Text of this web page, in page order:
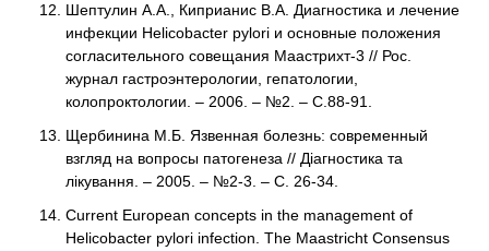
Шептулин А.А., Киприанис В.А. Диагностика и лечение
инфекции Helicobacter pylori и основные положения
согласительного совещания Маастрихт-3 // Рос.
журнал гастроэнтерологии, гепатологии,
колопроктологии. – 2006. – №2. – С.88-91.
Щербинина М.Б. Язвенная болезнь: современный
взгляд на вопросы патогенеза // Діагностика та
лікування. – 2005. – №2-3. – С. 26-34.
Current European concepts in the management of
Helicobacter pylori infection. The Maastricht Consensus